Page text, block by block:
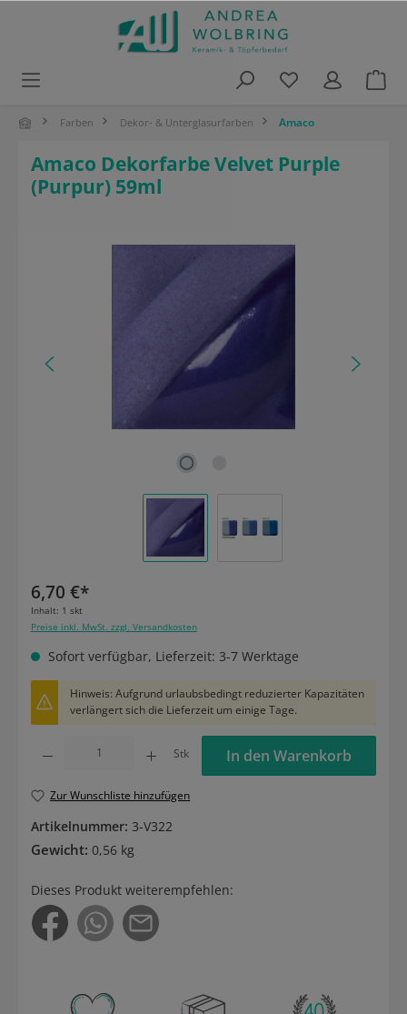
Farben Dekor- & Unterglasurfarben Amaco
Amaco Dekorfarbe Velvet Purple
(Purpur) 59ml
Bildergalerie überspringen
6,70 €*
Inhalt: 1 skt
Preise inkl. MwSt. zzgl. Versandkosten
Sofort verfügbar, Lieferzeit: 3-7 Werktage
Hinweis: Aufgrund urlaubsbedingt reduzierter Kapazitäten
verlängert sich die Lieferzeit um einige Tage.
Stk In den Warenkorb
Zur Wunschliste hinzufügen
Artikelnummer: 3-V322
Gewicht: 0,56 kg
Dieses Produkt weiterempfehlen: